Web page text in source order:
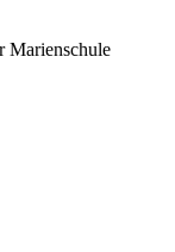
Marienschule